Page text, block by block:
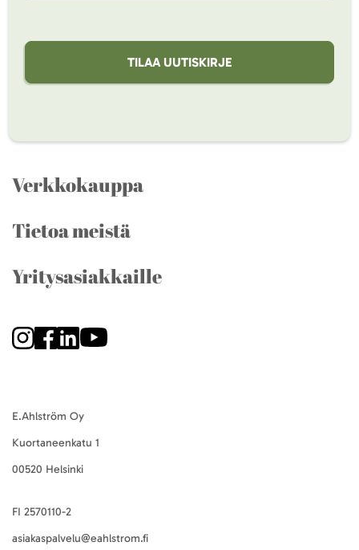
TILAA UUTISKIRJE
Verkkokauppa
Tietoa meistä
Yritysasiakkaille
E.Ahlström Oy
Kuortaneenkatu 1
00520 Helsinki
FI 2570110-2
asiakaspalvelu@eahlstrom.fi